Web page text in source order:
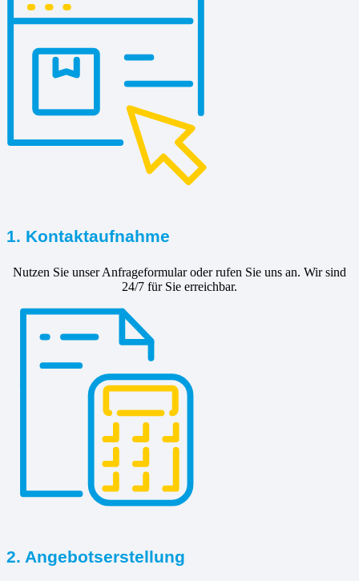
1. Kontaktaufnahme
Nutzen Sie unser Anfrageformular oder rufen Sie uns an. Wir sind
24/7 für Sie erreichbar.
2. Angebotserstellung